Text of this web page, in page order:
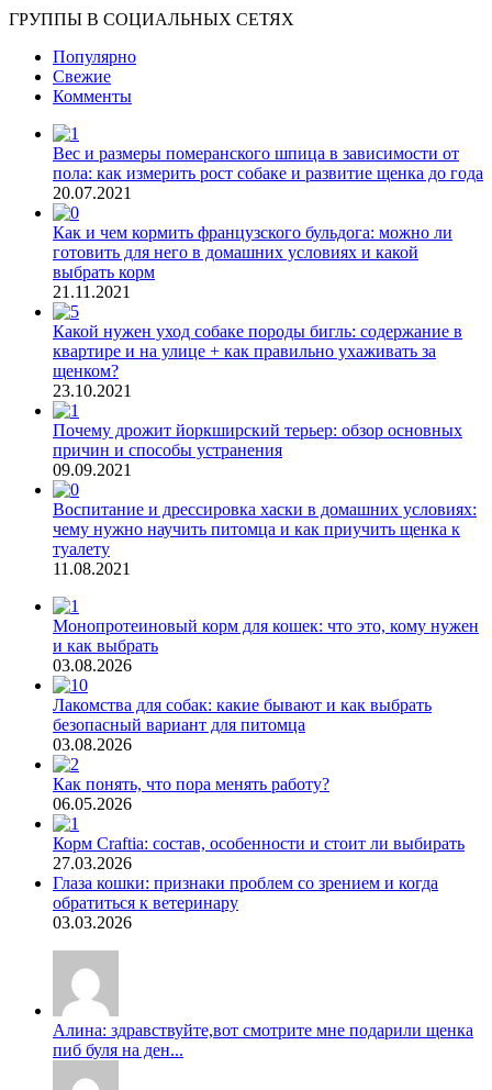
ГРУППЫ В СОЦИАЛЬНЫХ СЕТЯХ
Популярно
Свежие
Комменты
Вес и размеры померанского шпица в зависимости от
пола: как измерить рост собаке и развитие щенка до года
20.07.2021
Как и чем кормить французского бульдога: можно ли
готовить для него в домашних условиях и какой
выбрать корм
21.11.2021
Какой нужен уход собаке породы бигль: содержание в
квартире и на улице + как правильно ухаживать за
щенком?
23.10.2021
Почему дрожит йоркширский терьер: обзор основных
причин и способы устранения
09.09.2021
Воспитание и дрессировка хаски в домашних условиях:
чему нужно научить питомца и как приучить щенка к
туалету
11.08.2021
Монопротеиновый корм для кошек: что это, кому нужен
и как выбрать
03.08.2026
Лакомства для собак: какие бывают и как выбрать
безопасный вариант для питомца
03.08.2026
Как понять, что пора менять работу?
06.05.2026
Корм Craftia: состав, особенности и стоит ли выбирать
27.03.2026
Глаза кошки: признаки проблем со зрением и когда
обратиться к ветеринару
03.03.2026
Алина: здравствуйте,вот смотрите мне подарили щенка
пиб буля на ден...